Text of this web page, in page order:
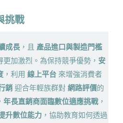
挑戰
成長 ，且 產品進口與製造門檻
更加激烈。為保持競爭優勢， 安
，利用 線上平台 來增強消費者
銷 迎合年輕族群對 網路評價的
年長直銷商面臨數位適應挑戰，
升數位能力 ，協助教育如何透過